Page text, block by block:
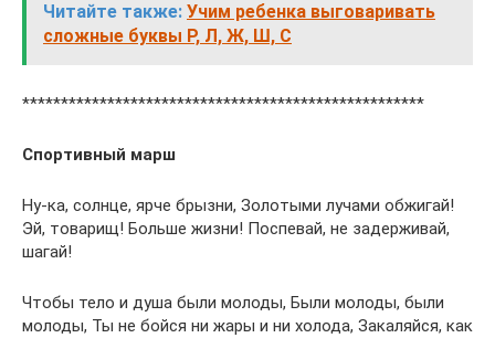
Читайте также: Учим ребенка выговаривать
сложные буквы Р, Л, Ж, Ш, С
****************************************************
Спортивный марш
Ну-ка, солнце, ярче брызни, Золотыми лучами обжигай!
Эй, товарищ! Больше жизни! Поспевай, не задерживай,
шагай!
Чтобы тело и душа были молоды, Были молоды, были
молоды, Ты не бойся ни жары и ни холода, Закаляйся, как